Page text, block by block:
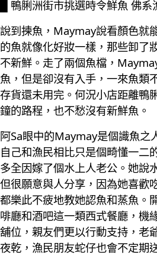
█ 鴨脷洲街市挑選時令鮮魚 佛
說到揀魚，Maymay說看顏色就
的魚就像化好妝一樣，那些卸了
不新鮮。走了兩個魚檔，
魚，但是卻沒有入手，一來魚類
存貨還未用完。何況小店距離鴨
鐘的路程，也不愁沒有新鮮魚。
阿Sa眼中的Maymay是個識魚之
自己和漁民相比只是個畸懂一二
多全因嫁了個水上人老公。她說
但很願意與人分享，因為她喜歡
都樂此不疲地教她認魚和蒸魚。
啡廳和酒吧這一類西式餐廳，機
舖位，親友們更以行動支持，老
夜乾，漁民朋友蛇仔也會不定期